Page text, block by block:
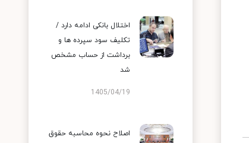
اختلال بانکی ادامه دارد /
تکلیف سود سپرده ها و
برداشت از حساب مشخص
شد
1405/04/19
اصلاح نحوه محاسبه حقوق